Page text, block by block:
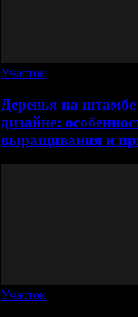
Участок
Деревья на
дизайне:
выращивания и
Участок